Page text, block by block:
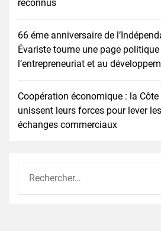
reconnus
66 éme anniversaire de
Évariste tourne une page
l’entrepreneuriat et au
Coopération économique : la Côte
unissent leurs forces pour lever
échanges commerciaux